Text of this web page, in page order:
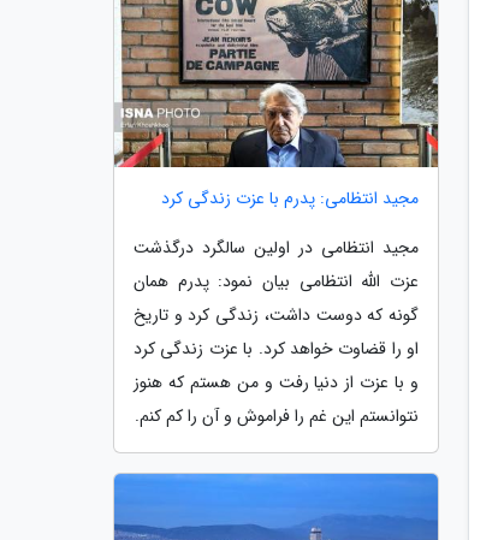
مجید انتظامی: پدرم با عزت زندگی کرد
مجید انتظامی در اولین سالگرد درگذشت
عزت الله انتظامی بیان نمود: پدرم همان
گونه که دوست داشت، زندگی کرد و تاریخ
او را قضاوت خواهد کرد. با عزت زندگی کرد
و با عزت از دنیا رفت و من هستم که هنوز
نتوانستم این غم را فراموش و آن را کم کنم.